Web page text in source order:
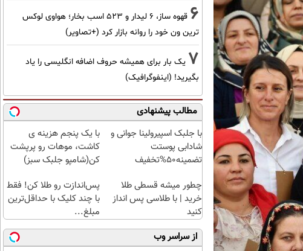
6
قهوه ساز، 6 لیدار و 523 اسب بخار؛ هواوی لوکس
ترین ون خود را روانه بازار کرد (+تصاویر)
7 یک بار برای همیشه حروف اضافه انگلیسی را یاد
بگیرید! (اینفوگرافیک)
مطالب پیشنهادی
با جلبک اسپیرولینا جوانی و
شادابی پوستت
تضمینه50%تخفیف
با یک پنجم هزینه ی
کاشت، موهات رو پرپشت
کن(شامپو جلبک سبز)
چطور میشه قسطی طلا
خرید | با طلاسی پس انداز
کنید
پس‌اندازت رو طلا کن! فقط
با چند کلیک با حداقل‌ترین
مبلغ...
از سراسر وب